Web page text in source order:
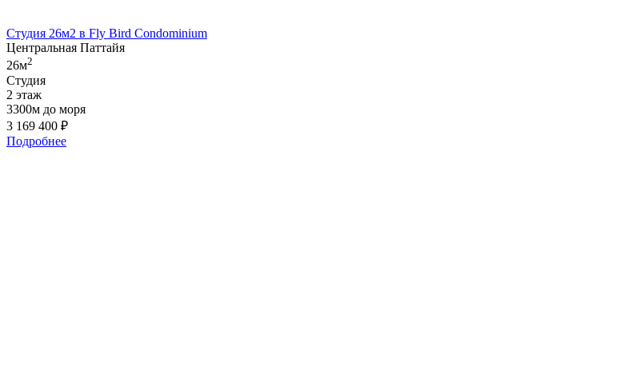
Студия 26м2 в Fly Bird Condominium
Центральная Паттайя
26м2
Студия
2 этаж
3300м до моря
3 169 400 ₽
Подробнее